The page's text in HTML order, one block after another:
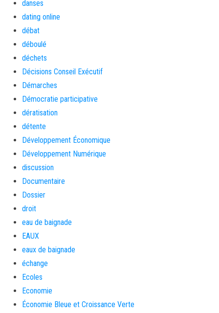
danses
dating online
débat
déboulé
déchets
Décisions Conseil Exécutif
Démarches
Démocratie participative
dératisation
détente
Développement Économique
Développement Numérique
discussion
Documentaire
Dossier
droit
eau de baignade
EAUX
eaux de baignade
échange
Ecoles
Economie
Économie Bleue et Croissance Verte